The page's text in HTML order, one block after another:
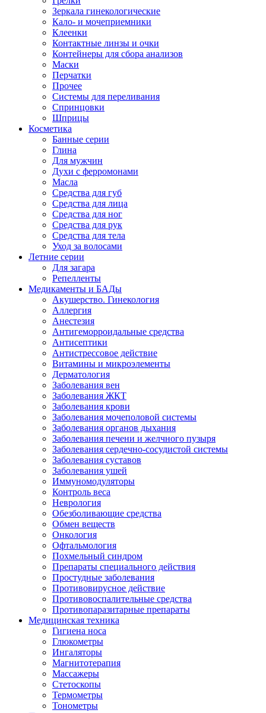
Зеркала гинекологические
Кало- и мочеприемники
Клеенки
Контактные линзы и очки
Контейнеры для сбора анализов
Маски
Перчатки
Прочее
Системы для переливания
Спринцовки
Шприцы
Косметика
Банные серии
Глина
Для мужчин
Духи с ферромонами
Масла
Средства для губ
Средства для лица
Средства для ног
Средства для рук
Средства для тела
Уход за волосами
Летние серии
Для загара
Репелленты
Медикаменты и БАДы
Акушерство. Гинекология
Аллергия
Анестезия
Антигеморроидальные средства
Антисептики
Антистрессовое действие
Витамины и микроэлементы
Дерматология
Заболевания вен
Заболевания ЖКТ
Заболевания крови
Заболевания мочеполовой системы
Заболевания органов дыхания
Заболевания печени и желчного пузыря
Заболевания сердечно-сосудистой системы
Заболевания суставов
Заболевания ушей
Иммуномодуляторы
Контроль веса
Неврология
Обезболивающие средства
Обмен веществ
Онкология
Офтальмология
Похмельный синдром
Препараты специального действия
Простудные заболевания
Противовирусное действие
Противовоспалительные средства
Противопаразитарные препараты
Медицинская техника
Гигиена носа
Глюкометры
Ингаляторы
Магнитотерапия
Массажеры
Стетоскопы
Термометры
Тонометры